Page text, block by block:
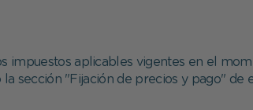
impuestos aplicables vigentes en el
sección "Fijación de precios y pago" de